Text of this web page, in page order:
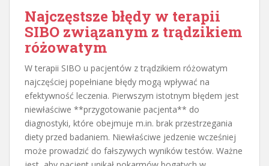
Najczęstsze błędy w terapii
SIBO związanym z trądzikiem
różowatym
W terapii SIBO u pacjentów z trądzikiem różowatym
najczęściej popełniane błędy mogą wpływać na
efektywność leczenia. Pierwszym istotnym błędem jest
niewłaściwe **przygotowanie pacjenta** do
diagnostyki, które obejmuje m.in. brak przestrzegania
diety przed badaniem. Niewłaściwe jedzenie wcześniej
może prowadzić do fałszywych wyników testów. Ważne